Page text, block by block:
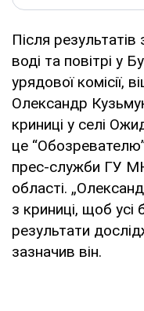
Після
воді та повітрі у
урядової комісії,
Олександр
криниці у селі
це
прес-служби ГУ
області.
з криниці, щоб усі
результати
зазначив він.